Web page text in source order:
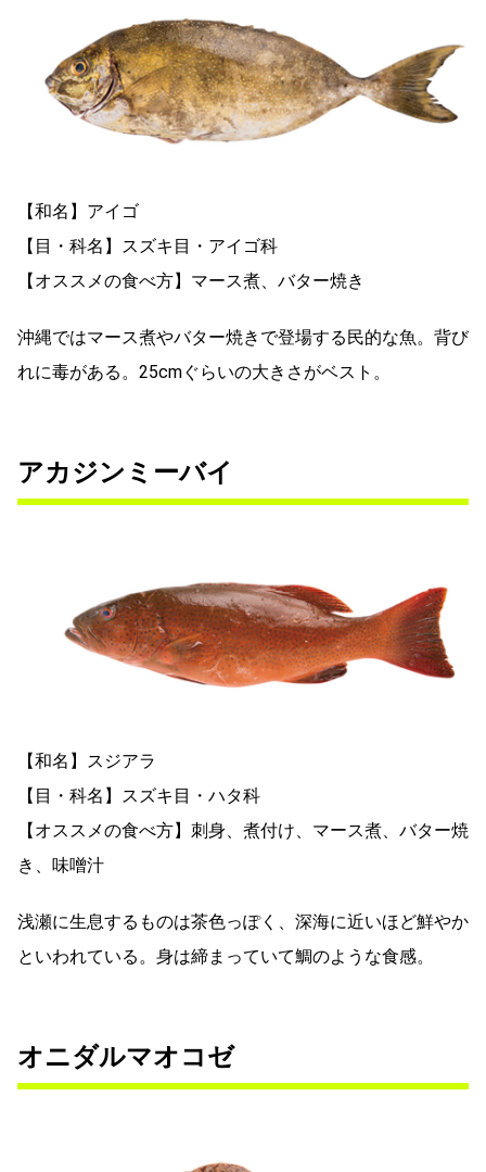
【和名】アイゴ
【目・科名】スズキ目・アイゴ科
【オススメの食べ方】マース煮、バター焼き
沖縄ではマース煮やバター焼きで登場する民的な魚。背び
れに毒がある。25cmぐらいの大きさがベスト。
アカジンミーバイ
【和名】スジアラ
【目・科名】スズキ目・ハタ科
【オススメの食べ方】刺身、煮付け、マース煮、バター焼
き、味噌汁
浅瀬に生息するものは茶色っぽく、深海に近いほど鮮やか
といわれている。身は締まっていて鯛のような食感。
オニダルマオコゼ